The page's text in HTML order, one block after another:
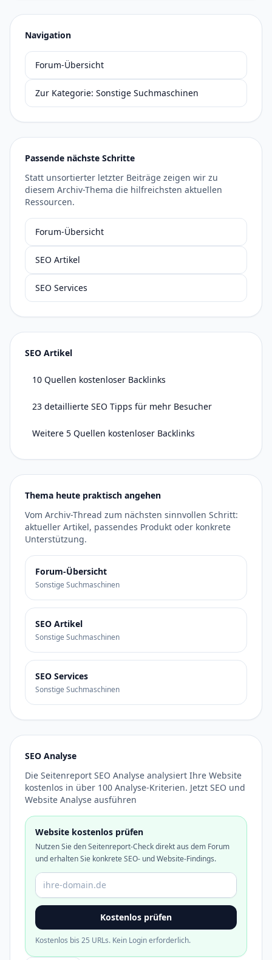
Navigation
Forum-Übersicht
Zur Kategorie: Sonstige Suchmaschinen
Passende nächste Schritte
Statt unsortierter letzter Beiträge zeigen wir zu
diesem Archiv-Thema die hilfreichsten aktuellen
Ressourcen.
Forum-Übersicht
SEO Artikel
SEO Services
SEO Artikel
10 Quellen kostenloser Backlinks
23 detaillierte SEO Tipps für mehr Besucher
Weitere 5 Quellen kostenloser Backlinks
Thema heute praktisch angehen
Vom Archiv-Thread zum nächsten sinnvollen Schritt:
aktueller Artikel, passendes Produkt oder konkrete
Unterstützung.
Forum-Übersicht
Sonstige Suchmaschinen
SEO Artikel
Sonstige Suchmaschinen
SEO Services
Sonstige Suchmaschinen
SEO Analyse
Die Seitenreport SEO Analyse analysiert Ihre Website
kostenlos in über 100 Analyse-Kriterien. Jetzt SEO und
Website Analyse ausführen
Website kostenlos prüfen
Nutzen Sie den Seitenreport-Check direkt aus dem Forum
und erhalten Sie konkrete SEO- und Website-Findings.
Domain oder URL
Kostenlos prüfen
Kostenlos bis 25 URLs. Kein Login erforderlich.